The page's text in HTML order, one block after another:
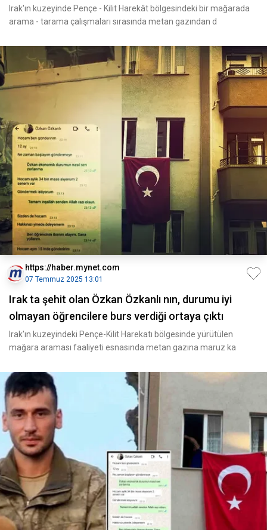
Irak'ın kuzeyinde Pençe - Kilit Harekât bölgesindeki bir mağarada
arama - tarama çalışmaları sırasında metan gazından d
https://haber.mynet.com
07 Temmuz 2025 13:01
Irak ta şehit olan Özkan Özkanlı nın, durumu iyi
olmayan öğrencilere burs verdiği ortaya çıktı
Irak'ın kuzeyindeki Pençe-Kilit Harekatı bölgesinde yürütülen
mağara araması faaliyeti esnasında metan gazına maruz ka